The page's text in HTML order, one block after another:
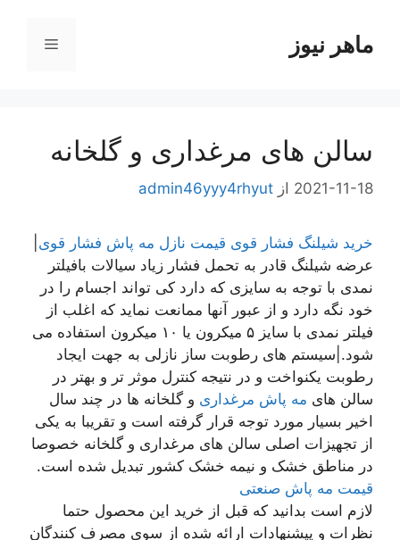
محتواماهر نیوز فهرست
سالن های مرغداری و گلخانه
2021-11-18 از admin46yyy4rhyut
خرید شیلنگ فشار قوی قیمت نازل مه پاش فشار قوی
عرضه شیلنگ قادر به تحمل فشار زیاد سیالات بافیلتر
نمدی با توجه به سایزی که دارد کی تواند اجسام را در
خود نگه دارد و از عبور آنها ممانعت نماید که اغلب از
فیلتر نمدی با سایز ۵ میکرون یا ۱۰ میکرون استفاده می
شود.|سیستم های رطوبت ساز نازلی به جهت ایجاد
رطوبت یکنواخت و در نتیجه کنترل موثر تر و بهتر در
سالن های مه پاش مرغداری و گلخانه ها در چند سال
اخیر بسیار مورد توجه قرار گرفته است و تقریبا به یکی
از تجهیزات اصلی سالن های مرغداری و گلخانه خصوصا
در مناطق خشک و نیمه خشک کشور تبدیل شده است.
قیمت مه پاش صنعتی
لازم است بدانید که قبل از خرید این محصول حتما
نظرات و پیشنهادات ارائه شده از سوی مصرف کنندگان